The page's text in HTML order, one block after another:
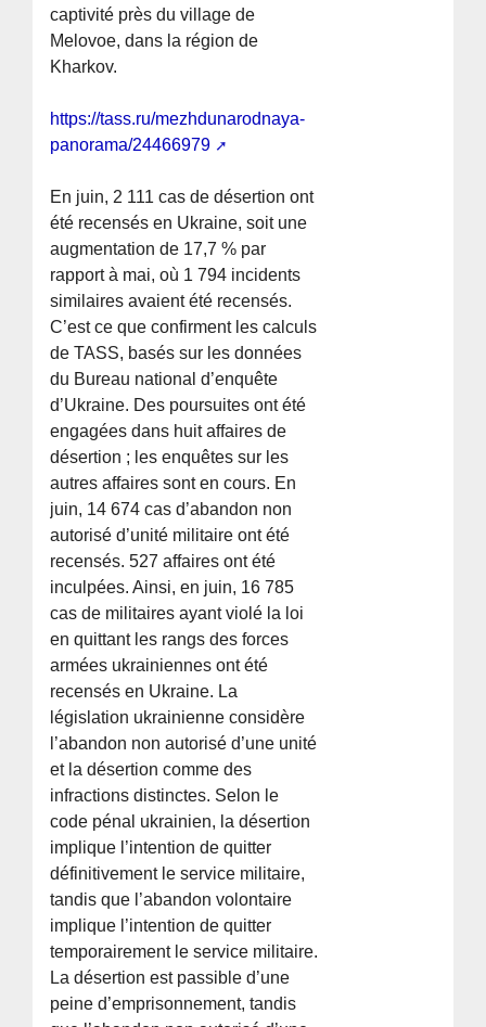
captivité près du village de
Melovoe, dans la région de
Kharkov.
https://tass.ru/mezhdunarodnaya-
panorama/24466979
En juin, 2 111 cas de désertion ont
été recensés en Ukraine, soit une
augmentation de 17,7 % par
rapport à mai, où 1 794 incidents
similaires avaient été recensés.
C’est ce que confirment les calculs
de TASS, basés sur les données
du Bureau national d’enquête
d’Ukraine. Des poursuites ont été
engagées dans huit affaires de
désertion ; les enquêtes sur les
autres affaires sont en cours. En
juin, 14 674 cas d’abandon non
autorisé d’unité militaire ont été
recensés. 527 affaires ont été
inculpées. Ainsi, en juin, 16 785
cas de militaires ayant violé la loi
en quittant les rangs des forces
armées ukrainiennes ont été
recensés en Ukraine. La
législation ukrainienne considère
l’abandon non autorisé d’une unité
et la désertion comme des
infractions distinctes. Selon le
code pénal ukrainien, la désertion
implique l’intention de quitter
définitivement le service militaire,
tandis que l’abandon volontaire
implique l’intention de quitter
temporairement le service militaire.
La désertion est passible d’une
peine d’emprisonnement, tandis